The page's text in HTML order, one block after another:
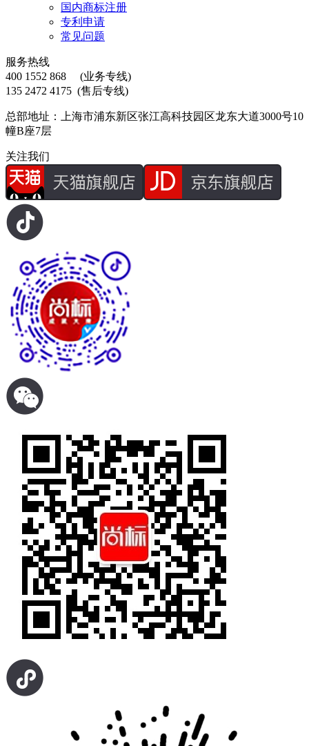
国内商标注册
专利申请
常见问题
服务热线
400 1552 868
(业务专线)
135 2472 4175 (售后专线)
总部地址：上海市浦东新区张江高科技园区龙东大道3000号10
幢B座7层
关注我们